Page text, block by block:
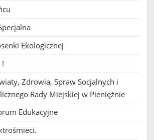
Ekologicznej
Zdrowia, Spraw Socjalnych i
Rady Miejskiej w Pieniężnie
Edukacyjne